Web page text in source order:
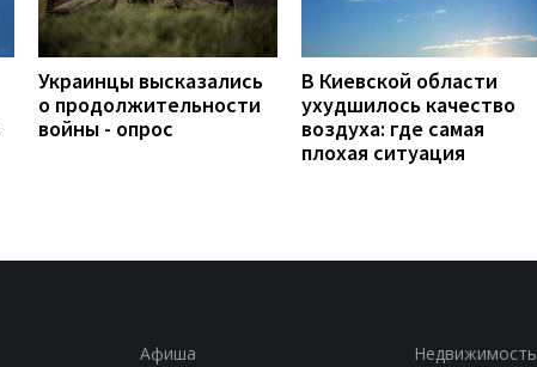
Украинцы высказались
о продолжительности
войны - опрос
В Киевской области
ухудшилось качество
воздуха: где самая
плохая ситуация
Афиша Недвижимость